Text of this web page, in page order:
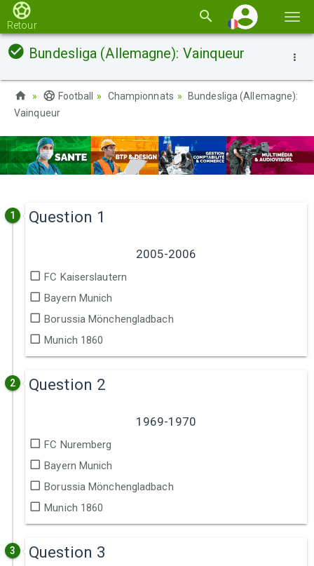
la
Retour
Bundesliga (Allemagne): Vainqueur
Football Championnats
Bundesliga (Allemagne):
Vainqueur
1 Question 1
2005-2006
FC Kaiserslautern
Bayern Munich
Borussia Mönchengladbach
Munich 1860
2 Question 2
1969-1970
FC Nuremberg
Bayern Munich
Borussia Mönchengladbach
Munich 1860
3 Question 3